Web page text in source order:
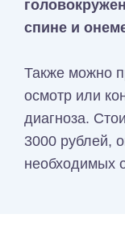
спине и
Также можно
осмотр или
диагноза.
3000 рублей,
необходимых